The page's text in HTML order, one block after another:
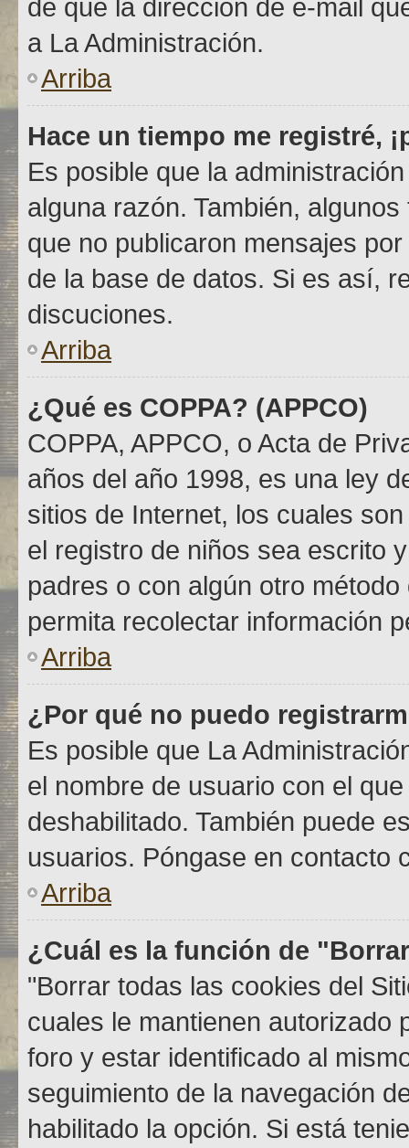
de que la dirección de e-mail
a La Administración.
Arriba
Hace un tiempo me registré,
Es posible que la
alguna razón. También,
que no publicaron mensajes
de la base de datos. Si es así,
discuciones.
Arriba
¿Qué es COPPA? (APPCO)
COPPA, APPCO, o Acta de
años del año 1998, es una ley
sitios de Internet, los cuales
el registro de niños sea escrito
padres o con algún otro
permita recolectar información
Arriba
¿Por qué no puedo
Es posible que La
el nombre de usuario con el
deshabilitado. También puede
usuarios. Póngase en contacto
Arriba
¿Cuál es la función de
"Borrar todas las cookies del
cuales le mantienen autorizado
foro y estar identificado al
seguimiento de la navegación
habilitado la opción. Si está